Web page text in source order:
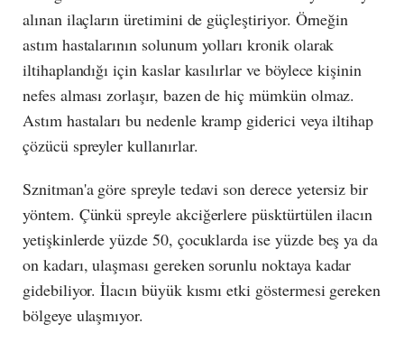
alınan ilaçların üretimini de güçleştiriyor. Örneğin
astım hastalarının solunum yolları kronik olarak
iltihaplandığı için kaslar kasılırlar ve böylece kişinin
nefes alması zorlaşır, bazen de hiç mümkün olmaz.
Astım hastaları bu nedenle kramp giderici veya iltihap
çözücü spreyler kullanırlar.
Sznitman'a göre spreyle tedavi son derece yetersiz bir
yöntem. Çünkü spreyle akciğerlere püsktürtülen ilacın
yetişkinlerde yüzde 50, çocuklarda ise yüzde beş ya da
on kadarı, ulaşması gereken sorunlu noktaya kadar
gidebiliyor. İlacın büyük kısmı etki göstermesi gereken
bölgeye ulaşmıyor.